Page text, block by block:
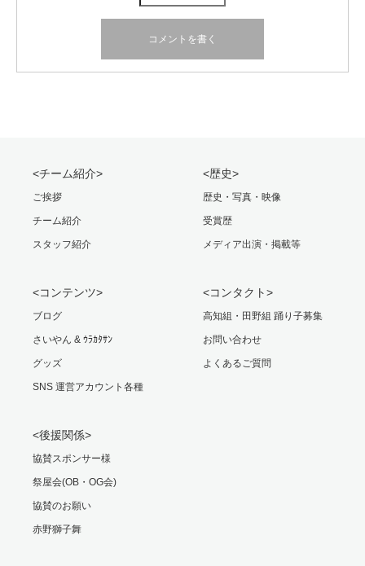
<チーム紹介>
ご挨拶
チーム紹介
スタッフ紹介
<歴史>
歴史・写真・映像
受賞歴
メディア出演・掲載等
<コンテンツ>
ブログ
さいやん & ｳﾗｶﾀｻﾝ
グッズ
SNS 運営アカウント各種
<コンタクト>
高知組・田野組 踊り子募集
お問い合わせ
よくあるご質問
<後援関係>
協賛スポンサー様
祭屋会(OB・OG会)
協賛のお願い
赤野獅子舞